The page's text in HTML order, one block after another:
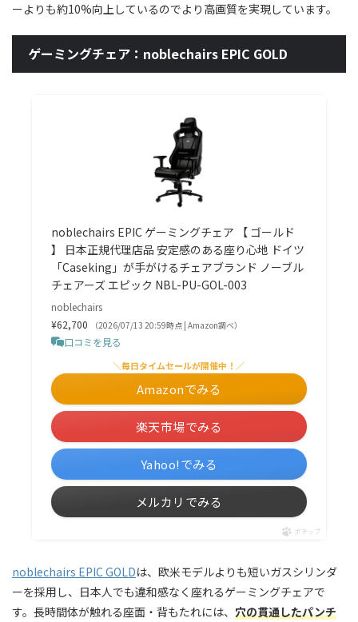
ーよりも約10%向上しているのでより高画質を実現しています。
ゲーミングチェア：noblechairs EPIC GOLD
noblechairs EPIC ゲーミングチェア 【 ゴールド
】 日本正規代理店品 安定感のある座り心地 ドイツ
「Caseking」が手がけるチェアブランド ノーブル
チェアーズ エピック NBL-PU-GOL-003
noblechairs
¥62,700
（2026/07/13 20:59時点 | Amazon調べ）
口コミを見る
＼毎日タイムセールが開催中！／
Amazonでみる
楽天市場でみる
Yahoo!でみる
メルカリでみる
ポチップ
noblechairs EPIC GOLDは、欧米モデルよりも短いガスシリンダ
ーを採用し、日本人でも違和感なく座れるゲーミングチェアで
す。長時間体が触れる座面・背もたれには、 穴の貫通したパンチ